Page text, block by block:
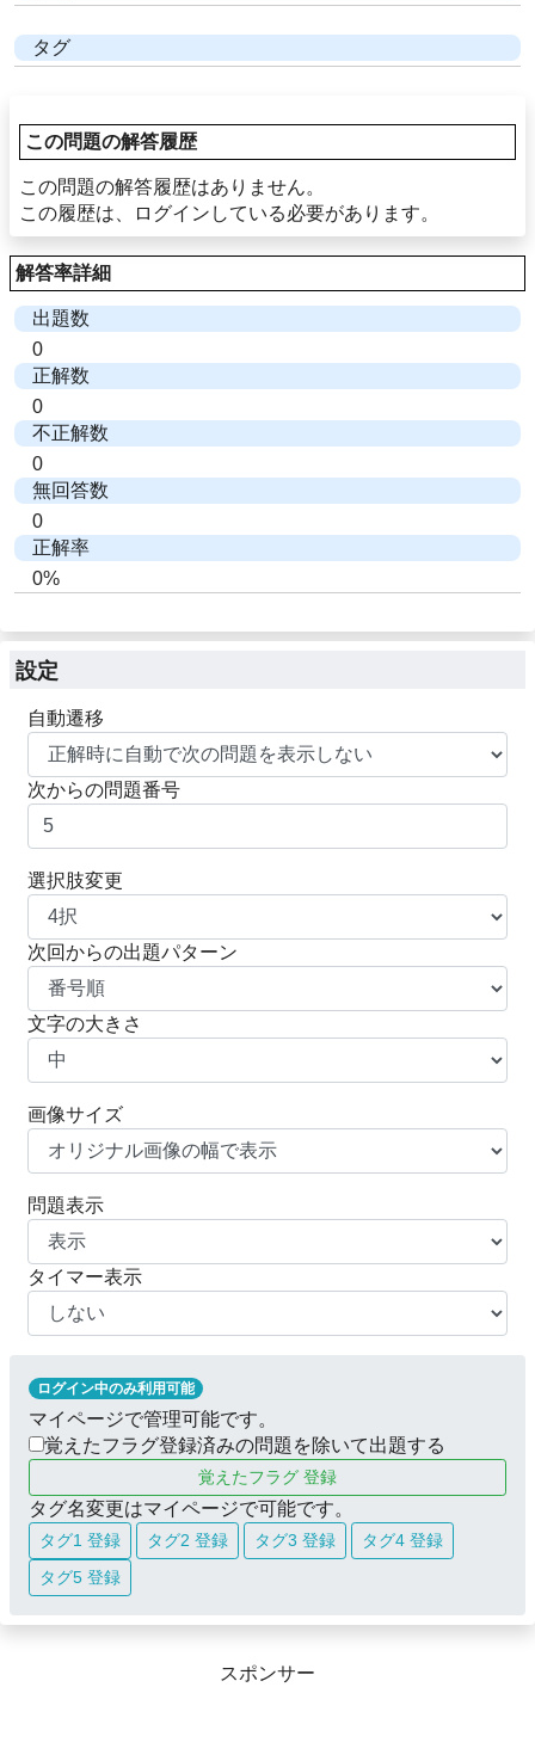
タグ
この問題の解答履歴
この問題の解答履歴はありません。
この履歴は、ログインしている必要があります。
解答率詳細
出題数
0
正解数
0
不正解数
0
無回答数
0
正解率
0%
設定
自動遷移
次からの問題番号
選択肢変更
次回からの出題パターン
文字の大きさ
画像サイズ
問題表示
タイマー表示
ログイン中のみ利用可能
マイページで管理可能です。
覚えたフラグ登録済みの問題を除いて出題する
覚えたフラグ 登録
タグ名変更はマイページで可能です。
タグ1 登録 タグ2 登録 タグ3 登録
タグ4 登録
タグ5 登録
スポンサー